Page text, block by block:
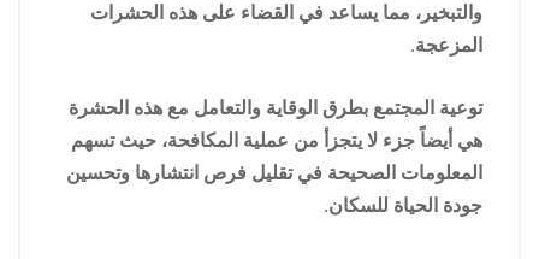
والتبخير، مما يساعد في القضاء على هذه الحشرات
المزعجة.
توعية المجتمع بطرق الوقاية والتعامل مع هذه الحشرة
هي أيضاً جزء لا يتجزأ من عملية المكافحة، حيث تسهم
المعلومات الصحيحة في تقليل فرص انتشارها وتحسين
جودة الحياة للسكان.